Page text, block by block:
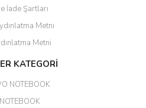
İade Şartları
Metni
Metni
KATEGORİ
NOTEBOOK